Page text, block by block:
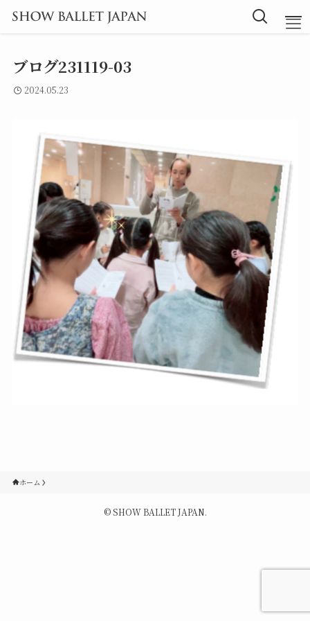
TOP
Instructor
Lesson
Blog
探究型バレエ
Contact
ブログ231119-03
2024.05.23
ホーム
©SHOW BALLET JAPAN.